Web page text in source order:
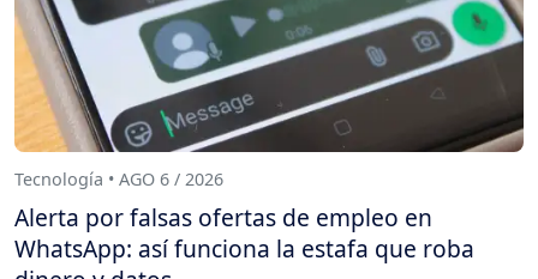
Tecnología • AGO 6 / 2026
Alerta por falsas ofertas de empleo en
WhatsApp: así funciona la estafa que roba